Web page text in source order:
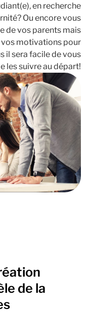
en recherche
Ou encore vous
de vos parents mais
motivations pour
il sera facile de vous
les suivre au départ!
de la